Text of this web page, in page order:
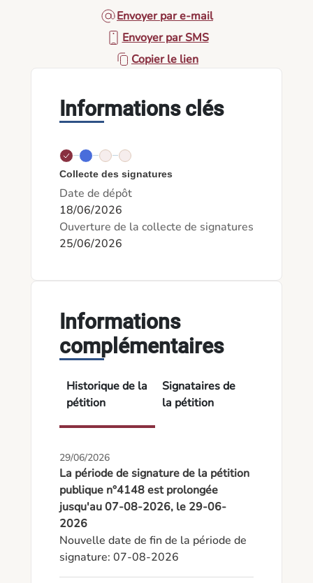
Envoyer par e-mail
Envoyer par SMS
Copier le lien
Informations clés
Collecte des signatures
Date de dépôt
18/06/2026
Ouverture de la collecte de signatures
25/06/2026
Informations
complémentaires
Historique de la
pétition
Signataires de
la pétition
29/06/2026
La période de signature de la pétition
publique n°4148 est prolongée
jusqu'au 07-08-2026, le 29-06-
2026
Nouvelle date de fin de la période de
signature: 07-08-2026